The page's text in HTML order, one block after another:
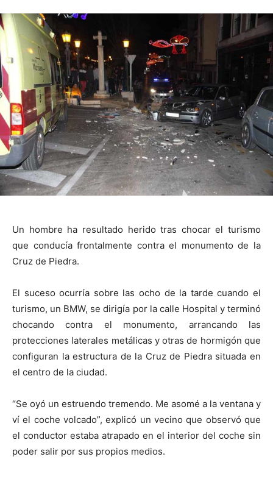
Un hombre ha resultado herido tras chocar el turismo
que conducía frontalmente contra el monumento de la
Cruz de Piedra.
El suceso ocurría sobre las ocho de la tarde cuando el
turismo, un BMW, se dirigía por la calle Hospital y terminó
chocando contra el monumento, arrancando las
protecciones laterales metálicas y otras de hormigón que
configuran la estructura de la Cruz de Piedra situada en
el centro de la ciudad.
“Se oyó un estruendo tremendo. Me asomé a la ventana y
ví el coche volcado”, explicó un vecino que observó que
el conductor estaba atrapado en el interior del coche sin
poder salir por sus propios medios.